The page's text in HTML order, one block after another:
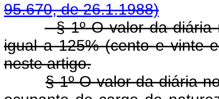
95.670, de 26.1.1988)
§ 1º O valor da
igual a 125% (cento e vinte
neste artigo.
§ 1º O valor da diária